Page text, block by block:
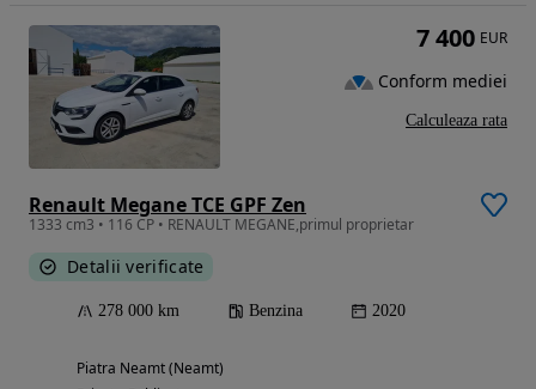
Renault Megane TCE GPF Zen
1333 cm3 • 116 CP • RENAULT MEGANE,primul proprietar
Detalii verificate
278 000 km Benzina 2020
Piatra Neamt (Neamt)
7 400 EUR
Conform mediei
Calculeaza rata